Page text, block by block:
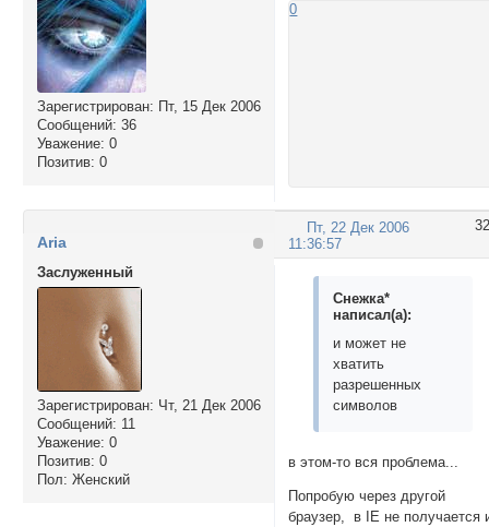
Зарегистрирован: Пт, 15 Дек 2006
Сообщений: 36
Уважение: 0
Позитив: 0
0
32
Пт, 22 Дек 2006
11:36:57
Aria
Заслуженный
Зарегистрирован: Чт, 21 Дек 2006
Сообщений: 11
Уважение: 0
Позитив: 0
Пол: Женский
Снежка*
написал(а):
и может не
хватить
разрешенных
символов
в этом-то вся проблема...
Попробую через другой
браузер, в IE не получается